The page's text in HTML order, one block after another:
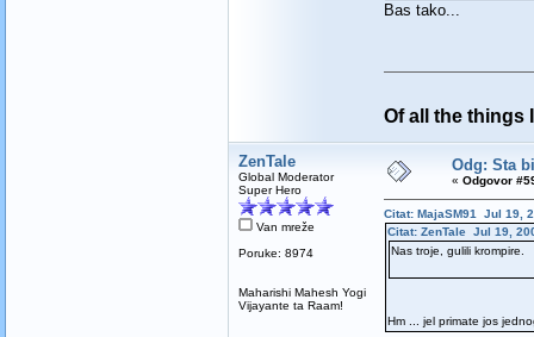
Bas tako...
Of all the things
ZenTale
Global Moderator
Super Hero
Van mreže
Poruke: 8974
Maharishi Mahesh Yogi
Vijayante ta Raam!
Odg: Sta
« Odgovor
Citat: MajaSM91 Jul 19,
Citat: ZenTale Jul 19,
Nas troje, gulili krompire.
Hm ... jel primate jos